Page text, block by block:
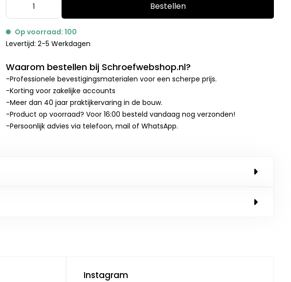
Bestellen
Op voorraad: 100
Levertijd: 2-5 Werkdagen
Waarom bestellen bij Schroefwebshop.nl?
-Professionele bevestigingsmaterialen voor een scherpe prijs.
-Korting voor zakelijke accounts
-Meer dan 40 jaar praktijkervaring in de bouw.
-Product op voorraad? Voor 16:00 besteld vandaag nog verzonden!
-Persoonlijk advies via telefoon, mail of WhatsApp.
Instagram